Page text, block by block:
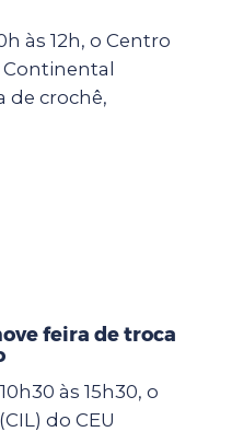
às 12h, o Centro
Continental
de crochê,
feira de troca
às 15h30, o
do CEU